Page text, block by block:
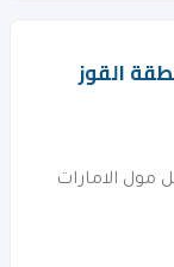
القوز
مول الامارات